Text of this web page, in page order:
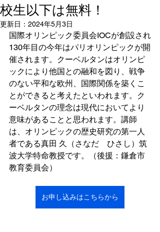
校生以下は無料！
更新日： 2024年5月3日
国際オリンピック委員会IOCが創設され
130年目の今年はパリオリンピックが開
催されます。クーベルタンはオリンピ
ックにより他国との融和を図り、戦争
のない平和な欧州、国際関係を築くこ
とができると考えたといわれます。ク
ーベルタンの理念は現代においてより
意味があることと思われます。講師
は、オリンピックの歴史研究の第一人
者である真田 久（さなだ　ひさし）筑
波大学特命教授です。（後援：鎌倉市
教育委員会）
お申し込みはこちらから